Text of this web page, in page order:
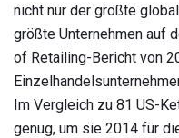
nicht nur der größte
größte Unternehmen auf
of Retailing-Bericht von
Im Vergleich zu 81 US-
genug, um sie 2014 für